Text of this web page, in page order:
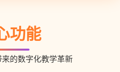
功能
的数字化教学革新